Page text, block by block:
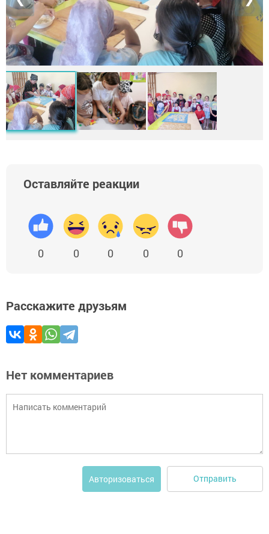
Оставляйте реакции
0 0 0 0 0
Расскажите друзьям
Нет комментариев
Авторизоваться Отправить